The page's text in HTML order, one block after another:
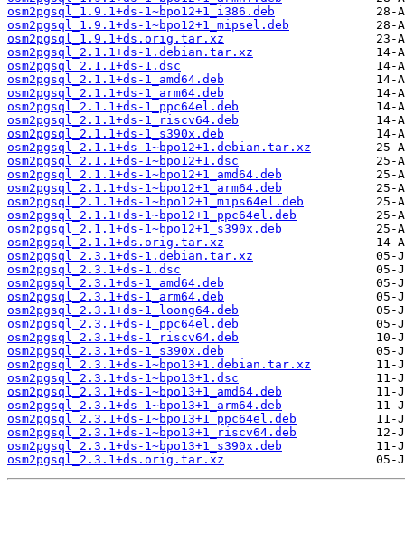
osm2pgsql_1.9.1+ds-1~bpo12+1_i386.deb
osm2pgsql_1.9.1+ds-1~bpo12+1_mipsel.deb
osm2pgsql_1.9.1+ds.orig.tar.xz
osm2pgsql_2.1.1+ds-1.debian.tar.xz
osm2pgsql_2.1.1+ds-1.dsc
osm2pgsql_2.1.1+ds-1_amd64.deb
osm2pgsql_2.1.1+ds-1_arm64.deb
osm2pgsql_2.1.1+ds-1_ppc64el.deb
osm2pgsql_2.1.1+ds-1_riscv64.deb
osm2pgsql_2.1.1+ds-1_s390x.deb
osm2pgsql_2.1.1+ds-1~bpo12+1.debian.tar.xz
osm2pgsql_2.1.1+ds-1~bpo12+1.dsc
osm2pgsql_2.1.1+ds-1~bpo12+1_amd64.deb
osm2pgsql_2.1.1+ds-1~bpo12+1_arm64.deb
osm2pgsql_2.1.1+ds-1~bpo12+1_mips64el.deb
osm2pgsql_2.1.1+ds-1~bpo12+1_ppc64el.deb
osm2pgsql_2.1.1+ds-1~bpo12+1_s390x.deb
osm2pgsql_2.1.1+ds.orig.tar.xz
osm2pgsql_2.3.1+ds-1.debian.tar.xz
osm2pgsql_2.3.1+ds-1.dsc
osm2pgsql_2.3.1+ds-1_amd64.deb
osm2pgsql_2.3.1+ds-1_arm64.deb
osm2pgsql_2.3.1+ds-1_loong64.deb
osm2pgsql_2.3.1+ds-1_ppc64el.deb
osm2pgsql_2.3.1+ds-1_riscv64.deb
osm2pgsql_2.3.1+ds-1_s390x.deb
osm2pgsql_2.3.1+ds-1~bpo13+1.debian.tar.xz
osm2pgsql_2.3.1+ds-1~bpo13+1.dsc
osm2pgsql_2.3.1+ds-1~bpo13+1_amd64.deb
osm2pgsql_2.3.1+ds-1~bpo13+1_arm64.deb
osm2pgsql_2.3.1+ds-1~bpo13+1_ppc64el.deb
osm2pgsql_2.3.1+ds-1~bpo13+1_riscv64.deb
osm2pgsql_2.3.1+ds-1~bpo13+1_s390x.deb
osm2pgsql_2.3.1+ds.orig.tar.xz